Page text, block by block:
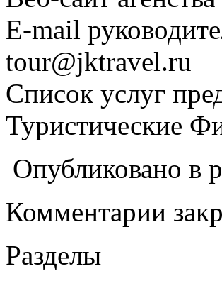
E-mail
tour@jktravel.ru
Список услуг
Туристические
Опубликовано в
Комментарии
Разделы